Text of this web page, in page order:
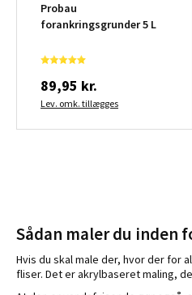
Probau
forankringsgrunder 5 L
89,95 kr.
Lev. omk. tillægges
Sådan maler du inden
Hvis du skal male der, hvor der for
fliser. Det er akrylbaseret maling,